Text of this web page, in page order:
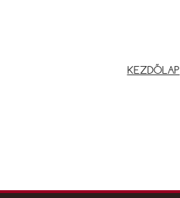
KEZDŐLAP